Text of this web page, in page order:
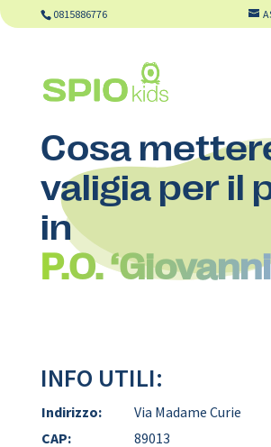
0815886776
Cosa
valigia per il
in
P.O.
INFO UTILI:
Indirizzo:
Via Madame Curie
CAP:
89013